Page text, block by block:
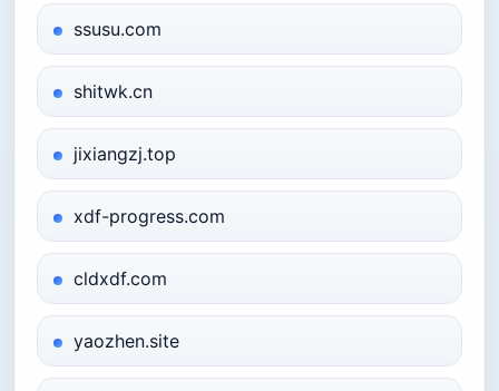
ssusu.com
shitwk.cn
jixiangzj.top
xdf-progress.com
cldxdf.com
yaozhen.site